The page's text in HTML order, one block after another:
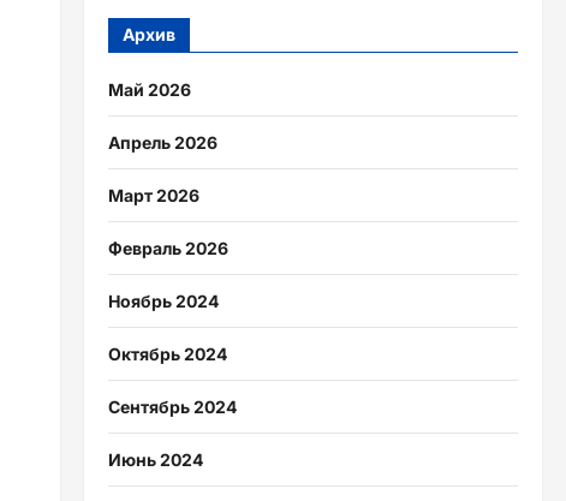
Архив
Май 2026
Апрель 2026
Март 2026
Февраль 2026
Ноябрь 2024
Октябрь 2024
Сентябрь 2024
Июнь 2024